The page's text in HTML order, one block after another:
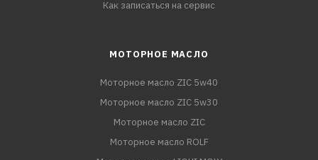
Как записаться на сервис
МОТОРНОЕ МАСЛО
Моторное масло ZIC 5w40
Моторное масло ZIC 5w30
Моторное масло ZIC
Моторное масло ROLF